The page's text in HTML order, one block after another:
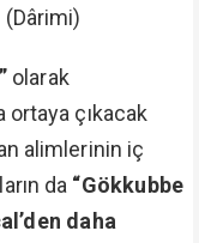
olarak
ortaya çıkacak
alimlerinin iç
da “Gökkubbe
daha